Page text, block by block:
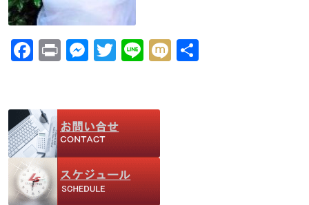
F
b
o
o
k
Pr M
e
n
g
er
T
er
Li M